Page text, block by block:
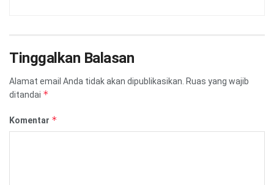
Tinggalkan Balasan
Alamat email Anda tidak akan dipublikasikan. Ruas yang wajib
ditandai *
Komentar *